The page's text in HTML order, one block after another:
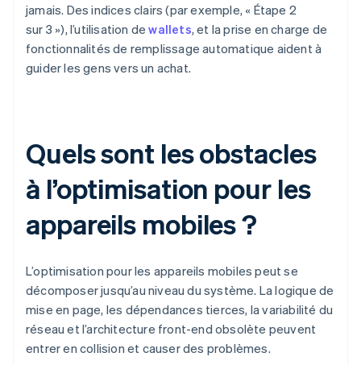
jamais. Des indices clairs (par exemple, « Étape 2
sur 3 »), l’utilisation dewallets, et la prise en charge de
fonctionnalités de remplissage automatique aident à
guider les gens vers un achat.
Quels sont les obstacles
à l’optimisation pour les
appareils mobiles ?
L’optimisation pour les appareils mobiles peut se
décomposer jusqu’au niveau du système. La logique de
mise en page, les dépendances tierces, la variabilité du
réseau et l’architecture front-end obsolète peuvent
entrer en collision et causer des problèmes.